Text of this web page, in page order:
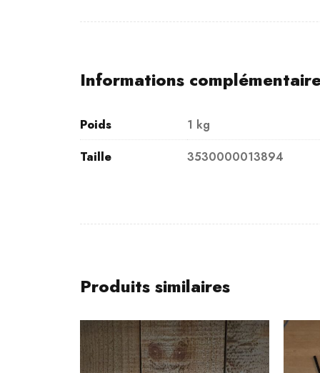
Informations
Poids
1 kg
Taille
3530000013894
Produits similaires